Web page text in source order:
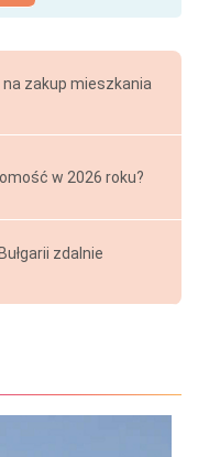
zakup mieszkania
w 2026 roku?
zdalnie